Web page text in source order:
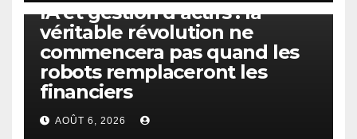
IA et gestion d’actifs : la
véritable révolution ne
commencera pas quand les
robots remplaceront les
financiers
AOÛT 6, 2026